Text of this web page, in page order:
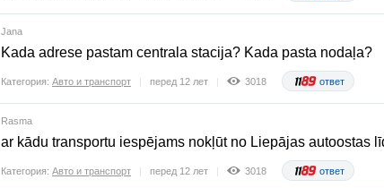
Jana
Kada adrese pastam centrala stacija? Kada pasta nodaļa?
Категория: Авто и транспорт перед 12 лет 3018 ответ
Rasma
ar kādu transportu iespējams nokļūt no Liepājas autoostas
Категория: Авто и транспорт перед 12 лет 3018 ответ